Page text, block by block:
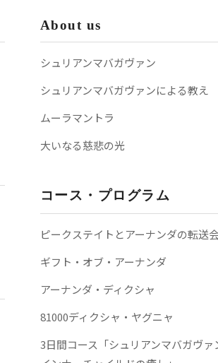
About us
シュリアンマバガヴァン
シュリアンマバガヴァンによる教え
ムーラマントラ
大いなる慈悲の光
コース・プログラム
ピークステイトとアーナンダの転送
ギフト・オブ・アーナンダ
アーナンダ・ディクシャ
81000ディクシャ・ヤグニャ
3日間コース「シュリアンマバガヴァ